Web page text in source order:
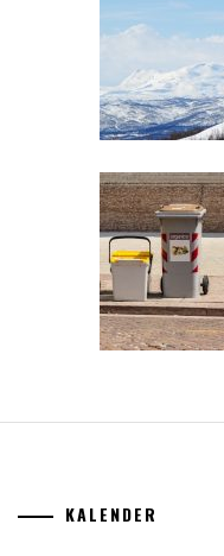
KALENDER